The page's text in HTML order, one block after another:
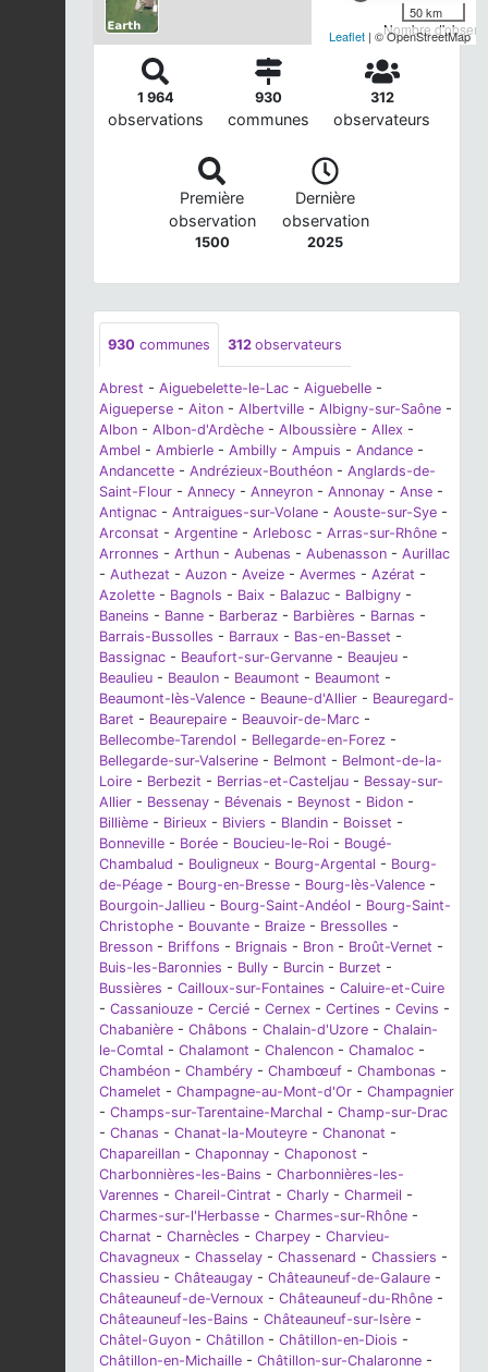
Nombre
50 km
Leaflet | © OpenStreetMap
1 964
observations
930
communes
312
observateurs
Première
observation
1500
Dernière
observation
2025
930 communes 312 observateurs
Abrest - Aiguebelette-le-Lac - Aiguebelle -
Aigueperse - Aiton - Albertville - Albigny-sur-Saône -
Albon - Albon-d'Ardèche - Alboussière - Allex -
Ambel - Ambierle - Ambilly - Ampuis - Andance -
Andancette - Andrézieux-Bouthéon - Anglards-de-
Saint-Flour - Annecy - Anneyron - Annonay - Anse -
Antignac - Antraigues-sur-Volane - Aouste-sur-Sye -
Arconsat - Argentine - Arlebosc - Arras-sur-Rhône -
Arronnes - Arthun - Aubenas - Aubenasson - Aurillac
- Authezat - Auzon - Aveize - Avermes - Azérat -
Azolette - Bagnols - Baix - Balazuc - Balbigny -
Baneins - Banne - Barberaz - Barbières - Barnas -
Barrais-Bussolles - Barraux - Bas-en-Basset -
Bassignac - Beaufort-sur-Gervanne - Beaujeu -
Beaulieu - Beaulon - Beaumont - Beaumont -
Beaumont-lès-Valence - Beaune-d'Allier - Beauregard-
Baret - Beaurepaire - Beauvoir-de-Marc -
Bellecombe-Tarendol - Bellegarde-en-Forez -
Bellegarde-sur-Valserine - Belmont - Belmont-de-la-
Loire - Berbezit - Berrias-et-Casteljau - Bessay-sur-
Allier - Bessenay - Bévenais - Beynost - Bidon -
Billième - Birieux - Biviers - Blandin - Boisset -
Bonneville - Borée - Boucieu-le-Roi - Bougé-
Chambalud - Bouligneux - Bourg-Argental - Bourg-
de-Péage - Bourg-en-Bresse - Bourg-lès-Valence -
Bourgoin-Jallieu - Bourg-Saint-Andéol - Bourg-Saint-
Christophe - Bouvante - Braize - Bressolles -
Bresson - Briffons - Brignais - Bron - Broût-Vernet -
Buis-les-Baronnies - Bully - Burcin - Burzet -
Bussières - Cailloux-sur-Fontaines - Caluire-et-Cuire
- Cassaniouze - Cercié - Cernex - Certines - Cevins -
Chabanière - Châbons - Chalain-d'Uzore - Chalain-
le-Comtal - Chalamont - Chalencon - Chamaloc -
Chambéon - Chambéry - Chambœuf - Chambonas -
Chamelet - Champagne-au-Mont-d'Or - Champagnier
- Champs-sur-Tarentaine-Marchal - Champ-sur-Drac
- Chanas - Chanat-la-Mouteyre - Chanonat -
Chapareillan - Chaponnay - Chaponost -
Charbonnières-les-Bains - Charbonnières-les-
Varennes - Chareil-Cintrat - Charly - Charmeil -
Charmes-sur-l'Herbasse - Charmes-sur-Rhône -
Charnat - Charnècles - Charpey - Charvieu-
Chavagneux - Chasselay - Chassenard - Chassiers -
Chassieu - Châteaugay - Châteauneuf-de-Galaure -
Châteauneuf-de-Vernoux - Châteauneuf-du-Rhône -
Châteauneuf-les-Bains - Châteauneuf-sur-Isère -
Châtel-Guyon - Châtillon - Châtillon-en-Diois -
Châtillon-en-Michaille - Châtillon-sur-Chalaronne -